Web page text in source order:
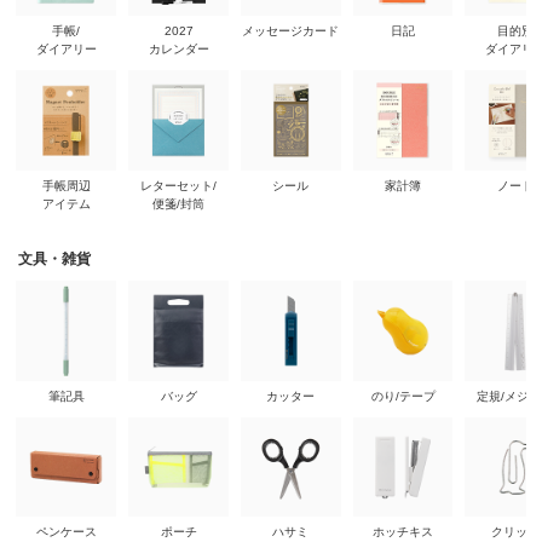
手帳/
ダイアリー
手帳周辺
アイテム
2027
カレンダー
レターセット/
便箋/封筒
メッセージカード
シール
日記
家計簿
目的別
ダイアリ
ノート
文具・雑貨
筆記具
ペンケース
バッグ
ポーチ
カッター
ハサミ
のり/テープ
ホッチキス
定規/メジ
クリップ